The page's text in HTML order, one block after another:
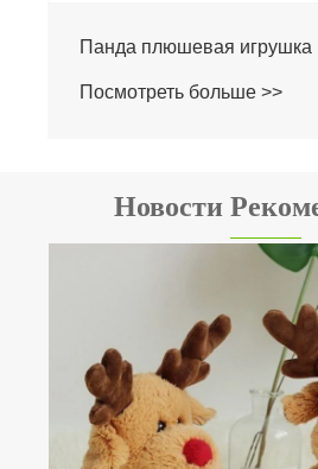
Новости
Почему в выпускном
используется наполнитель
полипропиленового
Посмотреть больше >>